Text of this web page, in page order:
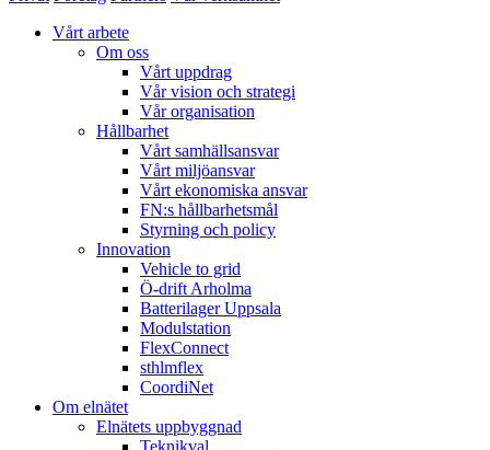
Vårt arbete
Om oss
Vårt uppdrag
Vår vision och strategi
Vår organisation
Hållbarhet
Vårt samhällsansvar
Vårt miljöansvar
Vårt ekonomiska ansvar
FN:s hållbarhetsmål
Styrning och policy
Innovation
Vehicle to grid
Ö-drift Arholma
Batterilager Uppsala
Modulstation
FlexConnect
sthlmflex
CoordiNet
Om elnätet
Elnätets uppbyggnad